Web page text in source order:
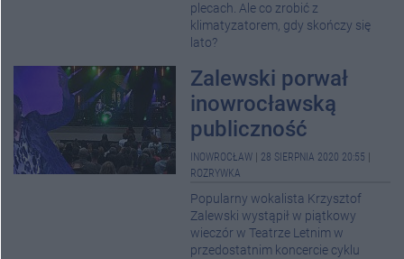
plecach. Ale co zrobić z
klimatyzatorem, gdy skończy się
lato?
Zalewski porwał
inowrocławską
publiczność
INOWROCŁAW 28 SIERPNIA 2020 20:55
ROZRYWKA
Popularny wokalista Krzysztof
Zalewski wystąpił w piątkowy
wieczór w Teatrze Letnim w
przedostatnim koncercie cyklu